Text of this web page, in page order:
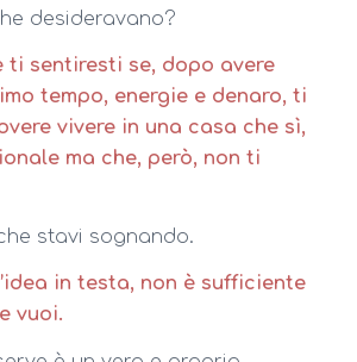
desideravano?
ti sentiresti se, dopo avere
tempo, energie e denaro, ti
vivere in una casa che sì,
ma che, però, non ti
stavi sognando.
in testa, non è sufficiente
vuoi.